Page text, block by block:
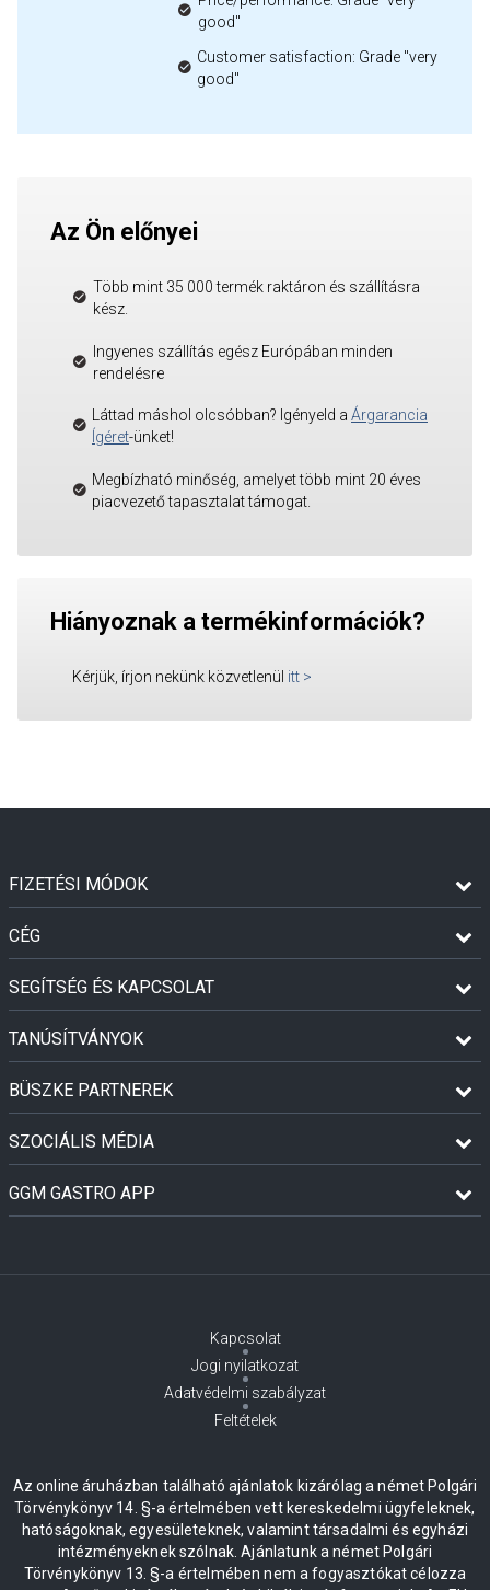
good"
Customer satisfaction: Grade "very
good"
Az Ön előnyei
Több mint 35 000 termék raktáron és szállításra
kész.
Ingyenes szállítás egész Európában minden
rendelésre
Láttad máshol olcsóbban? Igényeld a Árgarancia
Ígéret-ünket!
Megbízható minőség, amelyet több mint 20 éves
piacvezető tapasztalat támogat.
Hiányoznak a termékinformációk?
Kérjük, írjon nekünk közvetlenül itt >
FIZETÉSI MÓDOK
CÉG
SEGÍTSÉG ÉS KAPCSOLAT
TANÚSÍTVÁNYOK
BÜSZKE PARTNEREK
SZOCIÁLIS MÉDIA
GGM GASTRO APP
Kapcsolat
Jogi nyilatkozat
Adatvédelmi szabályzat
Feltételek
Az online áruházban található ajánlatok kizárólag a német Polgári
Törvénykönyv 14. §-a értelmében vett kereskedelmi ügyfeleknek,
hatóságoknak, egyesületeknek, valamint társadalmi és egyházi
intézményeknek szólnak. Ajánlatunk a német Polgári
Törvénykönyv 13. §-a értelmében nem a fogyasztókat célozza